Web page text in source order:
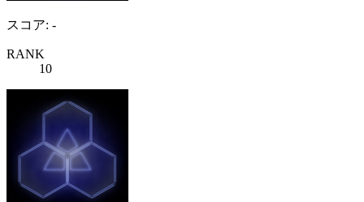
スコア: -
RANK
10